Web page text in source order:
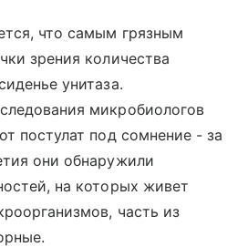
что самым грязным
зрения количества
унитаза.
микробиологов
постулат под сомнение - за
они обнаружили
на которых живет
часть из